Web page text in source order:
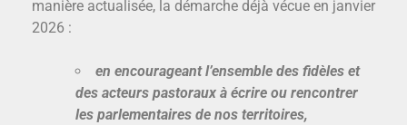
manière actualisée, la démarche déjà vécue en janvier
2026 :
en encourageant l’ensemble des fidèles et
des acteurs pastoraux à écrire ou rencontrer
les parlementaires de nos territoires,